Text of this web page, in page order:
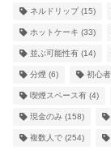
ネルドリップ(15)
ホットケーキ (33)
並ぶ可能性有(14)
分煙 (6) 初心
喫煙スペース有(4)
現金のみ(158)
複数人で(254)